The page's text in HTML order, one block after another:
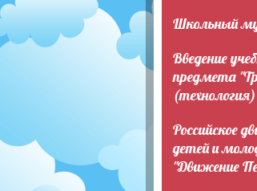
Школьный
Введение
предмета
Российское
детей и
"Движение